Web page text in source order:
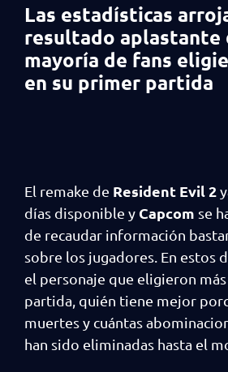
Las estadísticas
resultado aplastante
mayoría de fans
en su primer partida
El remake de Resident Evil 2
días disponible y Capcom se
de recaudar información
sobre los jugadores. En estos
el personaje que eligieron
partida, quién tiene mejor
muertes y cuántas
han sido eliminadas hasta el